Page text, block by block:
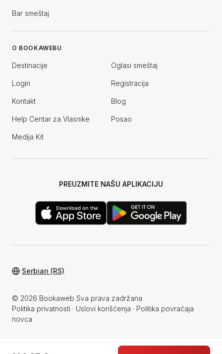
Bar smeštaj
O BOOKAWEBU
Destinacije Oglasi smeštaj
Login Registracija
Kontakt Blog
Help Centar za Vlasnike Posao
Medija Kit
PREUZMITE NAŠU APLIKACIJU
© 2026 Bookaweb Sva prava zadržana
Politika privatnosti · Uslovi korišćenja · Politika povraćaja
novca
Serbian (RS)